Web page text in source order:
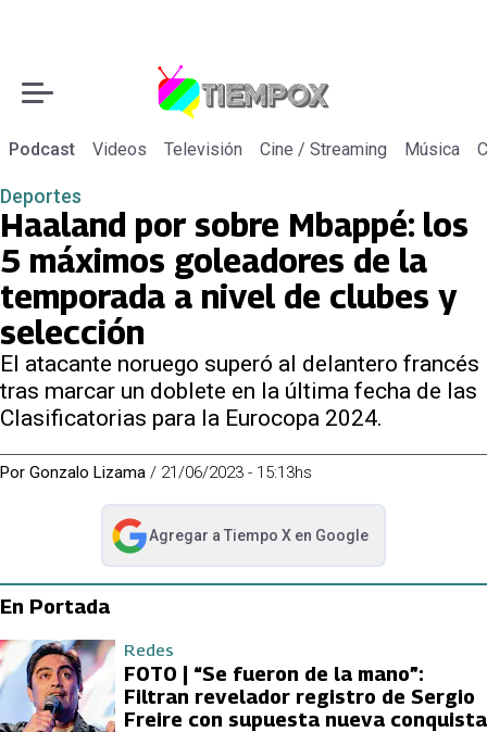
Podcast Videos Televisión Cine / Streaming Música
Deportes
Haaland por sobre Mbappé: los
5 máximos goleadores de la
temporada a nivel de clubes y
selección
El atacante noruego superó al delantero francés
tras marcar un doblete en la última fecha de las
Clasificatorias para la Eurocopa 2024.
Por Gonzalo Lizama / 21/06/2023 - 15:13hs
Agregar a Tiempo Xen Google
abre en nueva pestaña
En Portada
Redes
FOTO | “Se fueron de la mano”:
Filtran revelador registro de Sergio
Freire con supuesta nueva conquista